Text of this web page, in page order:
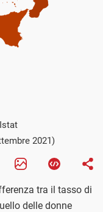
2021)
tra il tasso di
delle donne